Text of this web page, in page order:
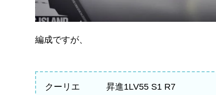
編成ですが、
クーリエ 昇進1LV55 S1 R7